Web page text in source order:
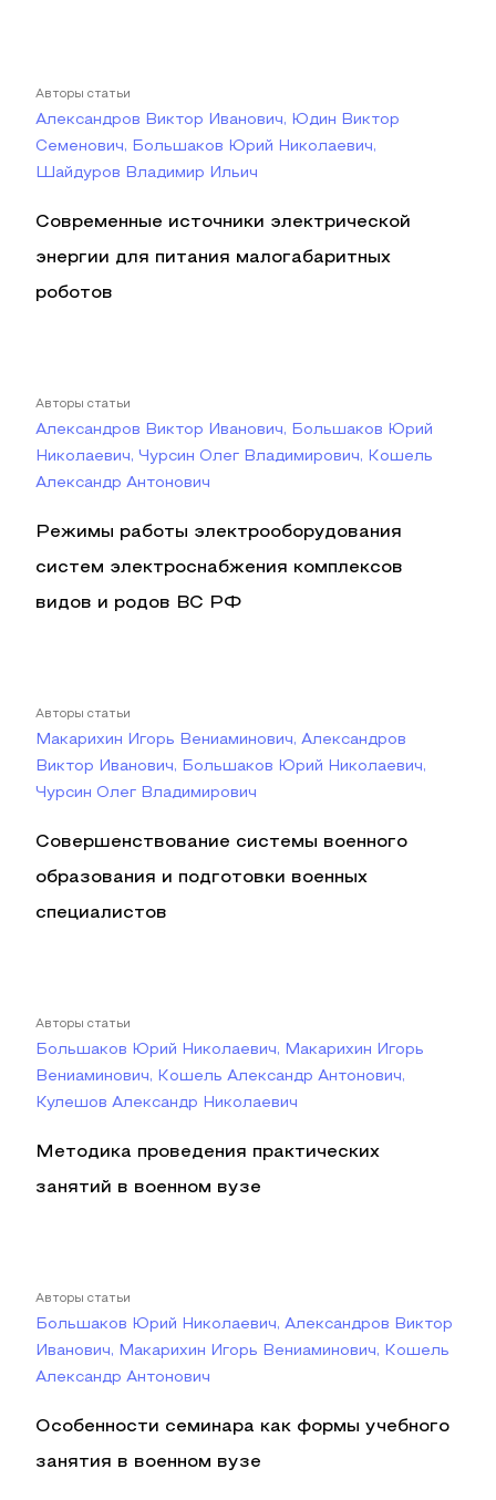
Авторы статьи
Александров Виктор Иванович, Юдин Виктор
Семенович, Большаков Юрий Николаевич,
Шайдуров Владимир Ильич
Современные источники электрической
энергии для питания малогабаритных
роботов
Авторы статьи
Александров Виктор Иванович, Большаков Юрий
Николаевич, Чурсин Олег Владимирович, Кошель
Александр Антонович
Режимы работы электрооборудования
систем электроснабжения комплексов
видов и родов ВС РФ
Авторы статьи
Макарихин Игорь Вениаминович, Александров
Виктор Иванович, Большаков Юрий Николаевич,
Чурсин Олег Владимирович
Совершенствование системы военного
образования и подготовки военных
специалистов
Авторы статьи
Большаков Юрий Николаевич, Макарихин Игорь
Вениаминович, Кошель Александр Антонович,
Кулешов Александр Николаевич
Методика проведения практических
занятий в военном вузе
Авторы статьи
Большаков Юрий Николаевич, Александров Виктор
Иванович, Макарихин Игорь Вениаминович, Кошель
Александр Антонович
Особенности семинара как формы учебного
занятия в военном вузе